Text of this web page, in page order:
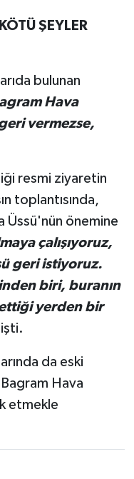
ŞEYLER
bulunan
Hava
vermezse,
resmi ziyaretin
toplantısında,
Üssü'nün önemine
çalışıyoruz,
geri istiyoruz.
biri, buranın
yerden bir
da eski
Hava
etmekle